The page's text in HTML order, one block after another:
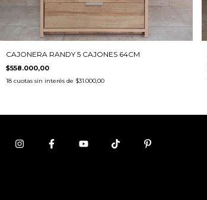
CAJONERA RANDY 5 CAJONES 64CM
$558.000,00
18 cuotas sin interés de $31.000,00